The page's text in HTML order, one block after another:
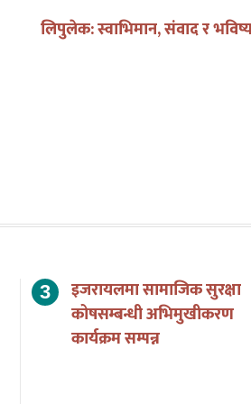
लिपुलेक: स्वाभिमान, संवाद र
इजरायलमा सामाजिक सुरक्षा
कोषसम्बन्धी अभिमुखीकरण
कार्यक्रम सम्पन्न